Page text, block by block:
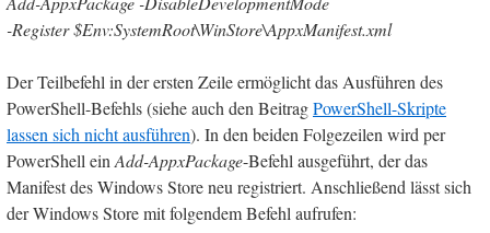
-Register $Env:SystemRoot\WinStore\AppxManifest.xml
Der Teilbefehl in der ersten Zeile ermöglicht das Ausführen des
PowerShell-Befehls (siehe auch den BeitragPowerShell-Skripte
lassen sich nicht ausführen). In den beiden Folgezeilen wird per
PowerShell einAdd-AppxPackage-Befehl ausgeführt, der das
Manifest des Windows Store neu registriert. Anschließend lässt sich
der Windows Store mit folgendem Befehl aufrufen: